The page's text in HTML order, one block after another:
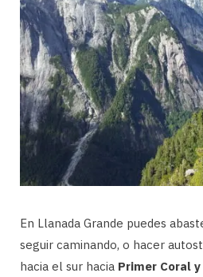
En Llanada Grande puedes
seguir caminando, o hacer
hacia el sur hacia Primer Coral